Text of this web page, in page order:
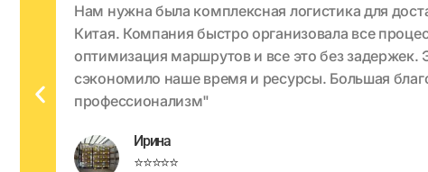
Нам нужна была комплексная логистика для
Китая. Компания быстро организовала все
оптимизация маршрутов и все это без задержек.
сэкономило наше время и ресурсы. Большая
профессионализм"
Ирина
⭐⭐⭐⭐⭐